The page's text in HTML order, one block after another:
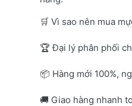
🛒 Vì sao nên mua
🏆 Đại lý phân phối
📦 Hàng mới 100%,
🚚 Giao hàng nhanh